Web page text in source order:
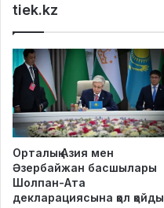
tiek.kz
Орталық Азия мен
Әзербайжан басшылары
Шолпан-Ата
декларациясына қол қойды